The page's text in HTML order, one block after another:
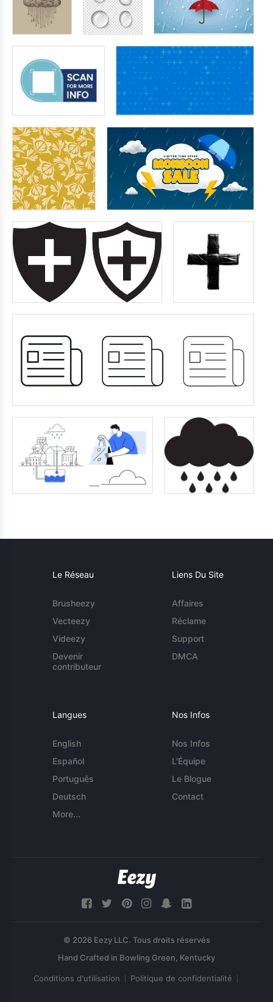
Le Réseau
Brusheezy
Vecteezy
Videezy
Devenir
contributeur
Liens Du Site
Affaires
Réclame
Support
DMCA
Langues
English
Español
Português
Deutsch
More...
Nos Infos
Nos Infos
L'Équipe
Le Blogue
Contact
© 2026 Eezy LLC. Tous droits réservés
Conditions d'utilisation Politique de confidentialité